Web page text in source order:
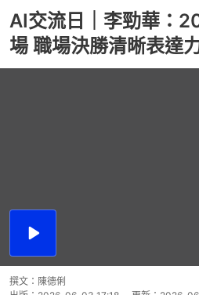
AI交流日｜李勁華：
場 職場決勝清晰表達
播
撰文： 陳德俐